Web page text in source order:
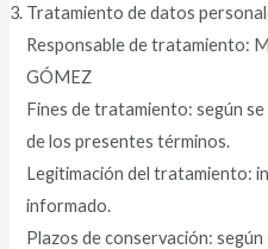
Tratamiento de datos
Responsable de tratamiento:
GÓMEZ
Fines de tratamiento: según
de los presentes términos.
Legitimación del tratamiento:
informado.
Plazos de conservación: